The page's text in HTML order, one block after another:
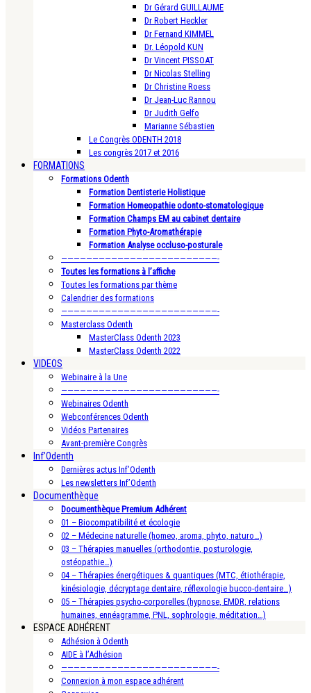
Dr Gérard GUILLAUME
Dr Robert Heckler
Dr Fernand KIMMEL
Dr. Léopold KUN
Dr Vincent PISSOAT
Dr Nicolas Stelling
Dr Christine Roess
Dr Jean-Luc Rannou
Dr Judith Gelfo
Marianne Sébastien
Le Congrès ODENTH 2018
Les congrès 2017 et 2016
FORMATIONS
Formations Odenth
Formation Dentisterie Holistique
Formation Homeopathie odonto-stomatologique
Formation Champs EM au cabinet dentaire
Formation Phyto-Aromathérapie
Formation Analyse occluso-posturale
—————————————————————————-
Toutes les formations à l’affiche
Toutes les formations par thème
Calendrier des formations
—————————————————————————-
Masterclass Odenth
MasterClass Odenth 2023
MasterClass Odenth 2022
VIDEOS
Webinaire à la Une
—————————————————————————-
Webinaires Odenth
Webconférences Odenth
Vidéos Partenaires
Avant-première Congrès
Inf’Odenth
Dernières actus Inf’Odenth
Les newsletters Inf’Odenth
Documenthèque
Documenthèque Premium Adhérent
01 – Biocompatibilité et écologie
02 – Médecine naturelle (homeo, aroma, phyto, naturo…)
03 – Thérapies manuelles (orthodontie, posturologie,
ostéopathie…)
04 – Thérapies énergétiques & quantiques (MTC, étiothérapie,
kinésiologie, décryptage dentaire, réflexologie bucco-dentaire…)
05 – Thérapies psycho-corporelles (hypnose, EMDR, relations
humaines, ennéagramme, PNL, sophrologie, méditation…)
ESPACE ADHÉRENT
Adhésion à Odenth
AIDE à l’Adhésion
—————————————————————————-
Connexion à mon espace adhérent